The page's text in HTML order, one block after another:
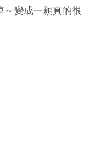
～變成一顆真的很